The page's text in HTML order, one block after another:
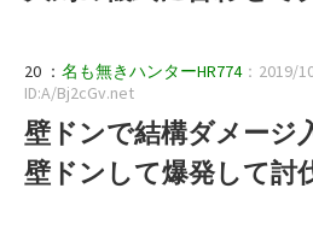
20 ： 名も無きハンターHR774：2019/
ID:A/Bj2cGv.net
壁ドンで結構ダメージ
壁ドンして爆発して討